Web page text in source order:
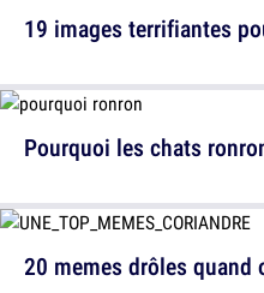
19 images terrifiantes
20 memes drôles quand
Pourquoi les chats